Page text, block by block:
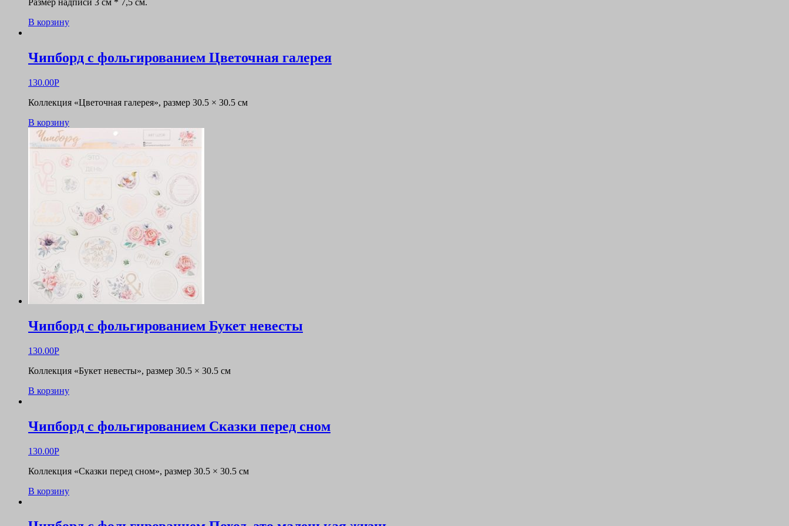
Размер надписи 3 см * 7,5 см.
В корзину
Чипборд с фольгированием Цветочная галерея
130.00Р
Коллекция «Цветочная галерея», размер 30.5 × 30.5 см
В корзину
Чипборд с фольгированием Букет невесты
130.00Р
Коллекция «Букет невесты», размер 30.5 × 30.5 см
В корзину
Чипборд с фольгированием Сказки перед сном
130.00Р
Коллекция «Сказки перед сном», размер 30.5 × 30.5 см
В корзину